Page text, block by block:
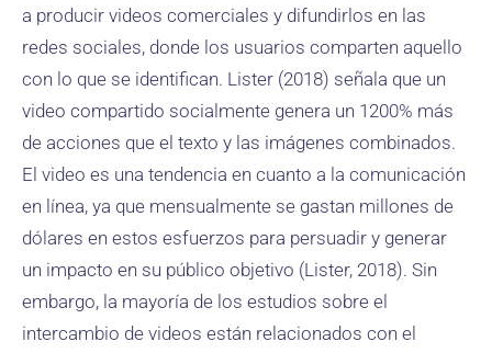
a producir videos comerciales y difundirlos en las
redes sociales, donde los usuarios comparten aquello
con lo que se identifican. Lister (2018) señala que un
video compartido socialmente genera un 1200% más
de acciones que el texto y las imágenes combinados.
El video es una tendencia en cuanto a la comunicación
en línea, ya que mensualmente se gastan millones de
dólares en estos esfuerzos para persuadir y generar
un impacto en su público objetivo (Lister, 2018). Sin
embargo, la mayoría de los estudios sobre el
intercambio de videos están relacionados con el